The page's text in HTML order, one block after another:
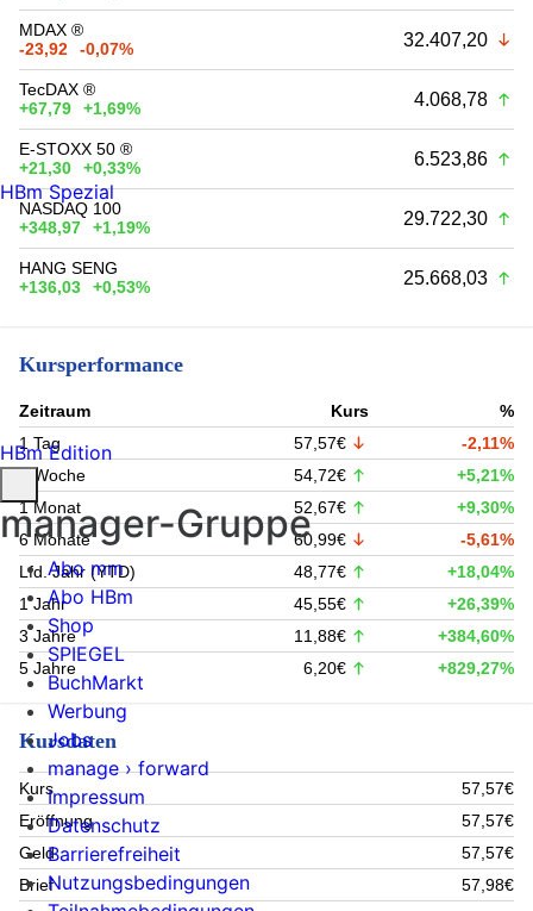
MDAX ®
-23,92
-0,07% 32.407,20
TecDAX ®
+67,79
+1,69% 4.068,78
E-STOXX 50 ®
+21,30
+0,33% 6.523,86
NASDAQ 100
+348,97
+1,19% 29.722,30
HANG SENG
+136,03
+0,53% 25.668,03
Kursperformance
Zeitraum Kurs
%
1 Tag
57,57€
-2,11%
1 Woche
54,72€
+5,21%
1 Monat
52,67€
+9,30%
6 Monate
60,99€
-5,61%
Lfd. Jahr (YTD)
48,77€
+18,04%
1 Jahr
45,55€
+26,39%
3 Jahre
11,88€
+384,60%
5 Jahre
6,20€ +829,27%
Kursdaten
Kurs
57,57€
Eröffnung
57,57€
Geld
57,57€
Brief
57,98€
HBm Spezial
HBm Edition
manager-Gruppe
Abo mm
Abo HBm
Shop
SPIEGEL
BuchMarkt
Werbung
Jobs
manage › forward
Impressum
Datenschutz
Barrierefreiheit
Nutzungsbedingungen